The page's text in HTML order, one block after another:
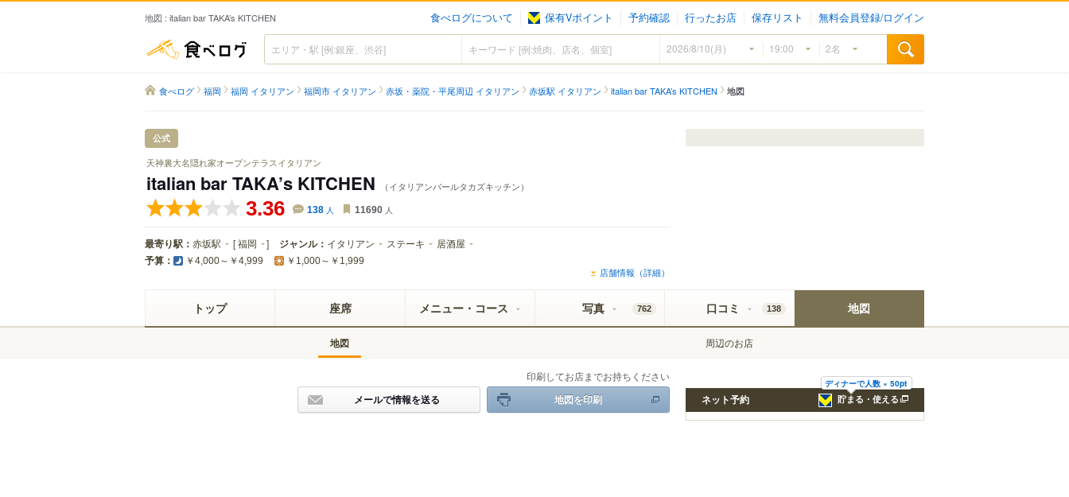
地図 : italian bar TAKA’s KITCHEN 食べログについて 保有Vポイント 予約確認 行ったお店 保存リスト 無料会員登録/ログイン
食べログ
食べログ 福岡 福岡 イタリアン 福岡市 イタリアン 赤坂・薬院・平尾周辺 イタリアン 赤坂駅 イタリアン italian bar TAKA’s KITCHEN 地図
公式
天神裏大名隠れ家オープンテラスイタリアン
italian bar TAKA’s KITCHEN （イタリアンバールタカズキッチン）
3.36 138 人 11690 人
最寄り駅： 赤坂駅 [福岡 ] ジャンル： イタリアン ステーキ 居酒屋
予算： ￥4,000～￥4,999 ￥1,000～￥1,999
店舗情報（詳細）
トップ 座席 メニュー・コース 写真 762 口コミ 138 地図
地図 周辺のお店
印刷してお店までお持ちください
メールで情報を送る 地図を印刷
ディナーで人数 × 50pt
貯まる・使える
ネット予約